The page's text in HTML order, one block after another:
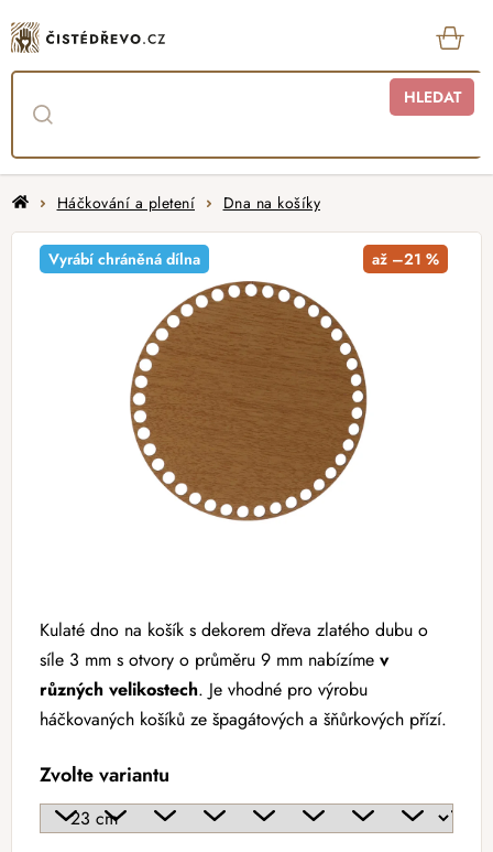
na
obsah
HLEDAT
DomůHáčkování a pletení Dna na košíky
Kulaté dno na košík s dekorem dřeva zlatého dubu o
síle 3 mm s otvory o průměru 9 mm nabízíme v
různých velikostech. Je vhodné pro výrobu
háčkovaných košíků ze špagátových a šňůrkových přízí.
Zvolte variantu
Vyrábí chráněná dílna až –21 %